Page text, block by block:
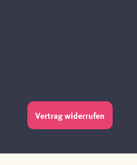
Vertrag widerrufen